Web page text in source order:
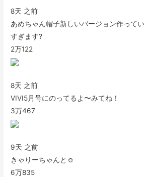
8天 之前
あめちゃん帽子新しいバージョン作って
すぎます?
2万122
8天 之前
VIVI5月号にのってるよ〜みてね！
3万467
9天 之前
きゃりーちゃんと☺️
6万835